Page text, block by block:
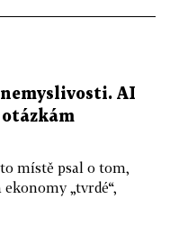
AI
místě psal o tom,
„tvrdé“,